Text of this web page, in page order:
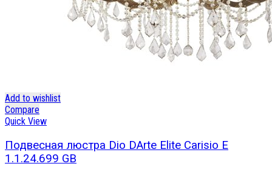
Add to wishlist
Compare
Quick View
Подвесная люстра Dio DArte Elite Carisio E
1.1.24.699 GB